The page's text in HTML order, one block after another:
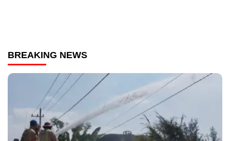
BREAKING NEWS